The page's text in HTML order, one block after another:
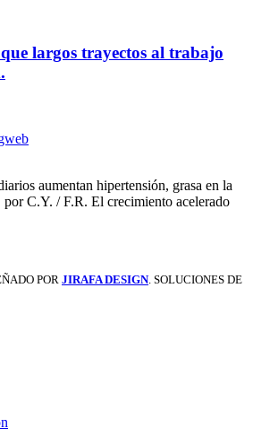
largos trayectos al trabajo
aumentan hipertensión, grasa en la
C.Y. / F.R. El crecimiento acelerado
POR JIRAFA DESIGN. SOLUCIONES DE